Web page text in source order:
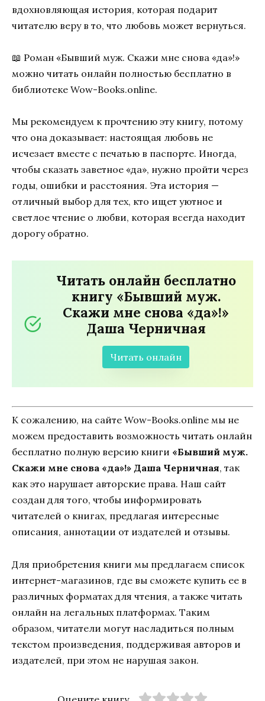
вдохновляющая история, которая подарит
читателю веру в то, что любовь может вернуться.
📖 Роман «Бывший муж. Скажи мне снова «да»!»
можно читать онлайн полностью бесплатно в
библиотеке Wow-Books.online.
Мы рекомендуем к прочтению эту книгу, потому
что она доказывает: настоящая любовь не
исчезает вместе с печатью в паспорте. Иногда,
чтобы сказать заветное «да», нужно пройти через
годы, ошибки и расстояния. Эта история —
отличный выбор для тех, кто ищет уютное и
светлое чтение о любви, которая всегда находит
дорогу обратно.
Читать онлайн бесплатно
книгу «Бывший муж.
Скажи мне снова «да»!»
Даша Черничная
Читать онлайн
К сожалению, на сайте Wow-Books.online мы не
можем предоставить возможность читать онлайн
бесплатно полную версию книги «Бывший муж.
Скажи мне снова «да»!» Даша Черничная, так
как это нарушает авторские права. Наш сайт
создан для того, чтобы информировать
читателей о книгах, предлагая интересные
описания, аннотации от издателей и отзывы.
Для приобретения книги мы предлагаем список
интернет-магазинов, где вы сможете купить ее в
различных форматах для чтения, а также читать
онлайн на легальных платформах. Таким
образом, читатели могут насладиться полным
текстом произведения, поддерживая авторов и
издателей, при этом не нарушая закон.